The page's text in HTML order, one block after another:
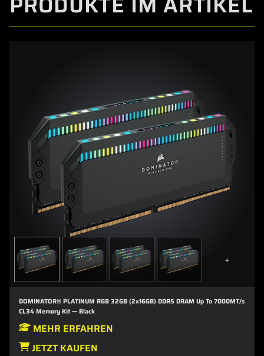
+
DOMINATOR® PLATINUM RGB 32GB (2x16GB) DDR5 DRAM Up To 7000MT/s
CL34 Memory Kit — Black
MEHR ERFAHREN
JETZT KAUFEN